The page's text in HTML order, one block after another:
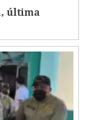
última